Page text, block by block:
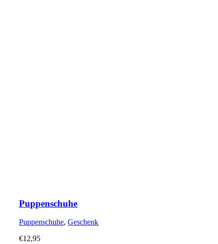
Puppenschuhe
Puppenschuhe,Geschenk
€12,95